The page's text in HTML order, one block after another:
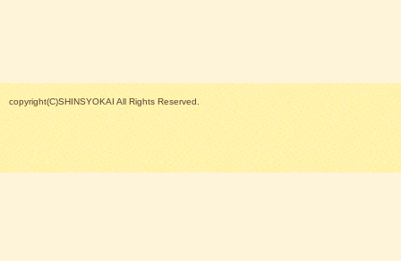
copyright(C)SHINSYOKAI All Rights Reserved.